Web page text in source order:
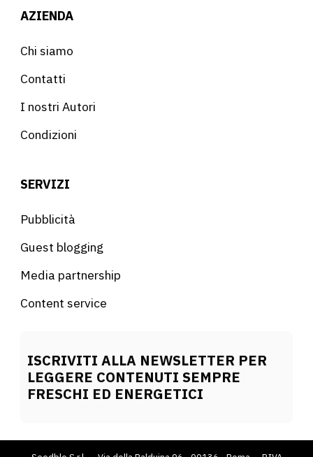
AZIENDA
Chi siamo
Contatti
I nostri Autori
Condizioni
SERVIZI
Pubblicità
Guest blogging
Media partnership
Content service
ISCRIVITI ALLA NEWSLETTER PER
LEGGERE CONTENUTI SEMPRE
FRESCHI ED ENERGETICI